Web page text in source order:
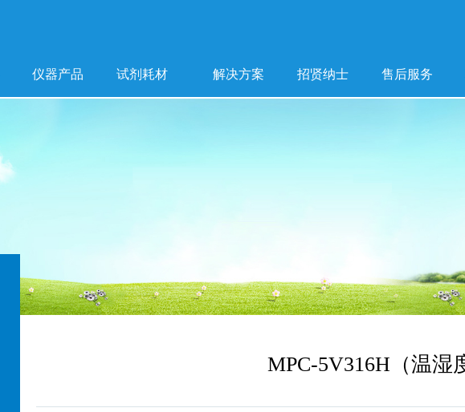
仪器产品 试剂耗材 解决方案 招贤纳士 售后服务
MPC-5V316H（温湿